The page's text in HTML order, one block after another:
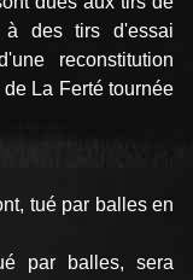
à des tirs d'essai
reconstitution
La Ferté tournée
tué par balles en
par balles, sera